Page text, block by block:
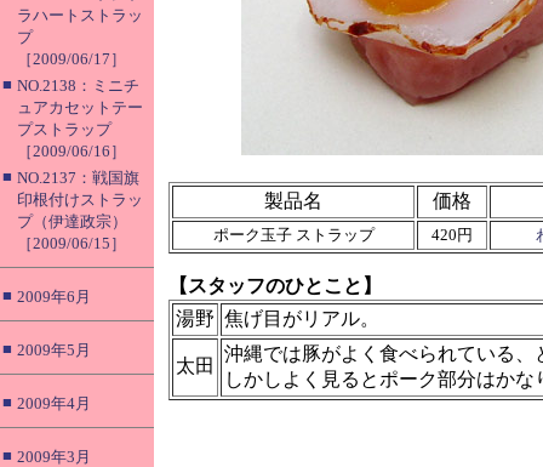
ラハートストラッ
プ
［2009/06/17］
■ NO.2138：ミニチ
ュアカセットテー
プストラップ
［2009/06/16］
■ NO.2137：戦国旗
印根付けストラッ
プ（伊達政宗）
［2009/06/15］
■ 2009年6月
■ 2009年5月
■ 2009年4月
■ 2009年3月
製品名 価格
ポーク玉子 ストラップ 420円
【スタッフのひとこと】
湯野 焦げ目がリアル。
太田
沖縄では豚がよく食べられている、
しかしよく見るとポーク部分はか